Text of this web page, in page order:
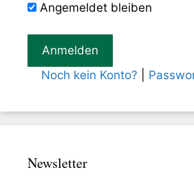
Angemeldet bleiben
Noch kein Konto?
Newsletter